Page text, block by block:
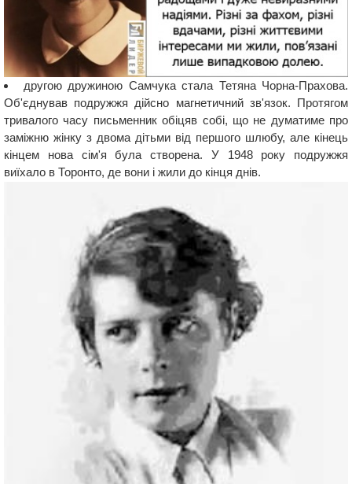
другою дружиною Самчука стала Тетяна Чорна-Прахова.
Об'єднував подружжя дійсно магнетичний зв'язок. Протягом
тривалого часу письменник обіцяв собі, що не думатиме про
заміжню жінку з двома дітьми від першого шлюбу, але кінець
кінцем нова сім'я була створена. У 1948 року подружжя
виїхало в Торонто, де вони і жили до кінця днів.